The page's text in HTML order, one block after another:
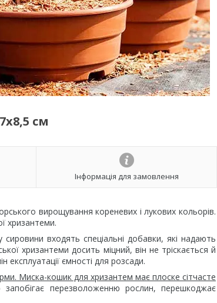
см
Інформація для замовлення
вирощування кореневих і лукових кольорів.
хризантеми.
входять спеціальні добавки, які надають
хризантеми досить міцний, він не тріскається й
ємності для розсади.
Миска-кошик для хризантем має плоске сітчасте
перезволоженню рослин, перешкоджає